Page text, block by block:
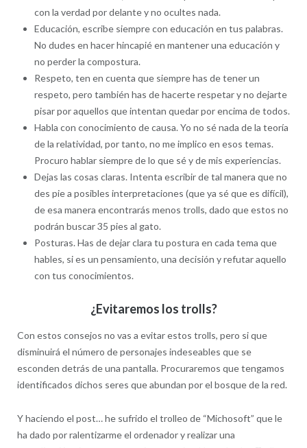
con la verdad por delante y no ocultes nada.
Educación, escribe siempre con educación en tus palabras.
No dudes en hacer hincapié en mantener una educación y
no perder la compostura.
Respeto, ten en cuenta que siempre has de tener un
respeto, pero también has de hacerte respetar y no dejarte
pisar por aquellos que intentan quedar por encima de todos.
Habla con conocimiento de causa. Yo no sé nada de la teoría
de la relatividad, por tanto, no me implico en esos temas.
Procuro hablar siempre de lo que sé y de mis experiencias.
Dejas las cosas claras. Intenta escribir de tal manera que no
des pie a posibles interpretaciones (que ya sé que es difícil),
de esa manera encontrarás menos trolls, dado que estos no
podrán buscar 35 pies al gato.
Posturas. Has de dejar clara tu postura en cada tema que
hables, si es un pensamiento, una decisión y refutar aquello
con tus conocimientos.
¿Evitaremos los trolls?
Con estos consejos no vas a evitar estos trolls, pero si que
disminuirá el número de personajes indeseables que se
esconden detrás de una pantalla. Procuraremos que tengamos
identificados dichos seres que abundan por el bosque de la red.
Y haciendo el post… he sufrido el trolleo de “Michosoft” que le
ha dado por ralentizarme el ordenador y realizar una